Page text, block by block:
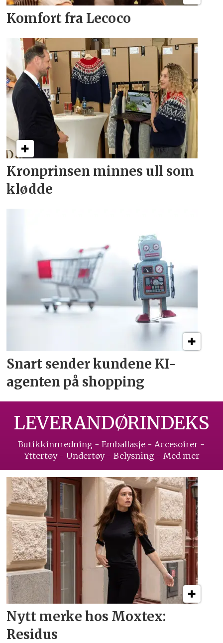
Komfort fra Lecoco
Kronprinsen minnes ull som
klødde
Snart sender kundene KI-
agenten på shopping
LEVERANDØRINDEKS
Butikkinnredning - Emballasje - Accesoirer -
Yttertøy - Undertøy - Belysning - Med mer
Nytt merke hos Moxtex:
Residus